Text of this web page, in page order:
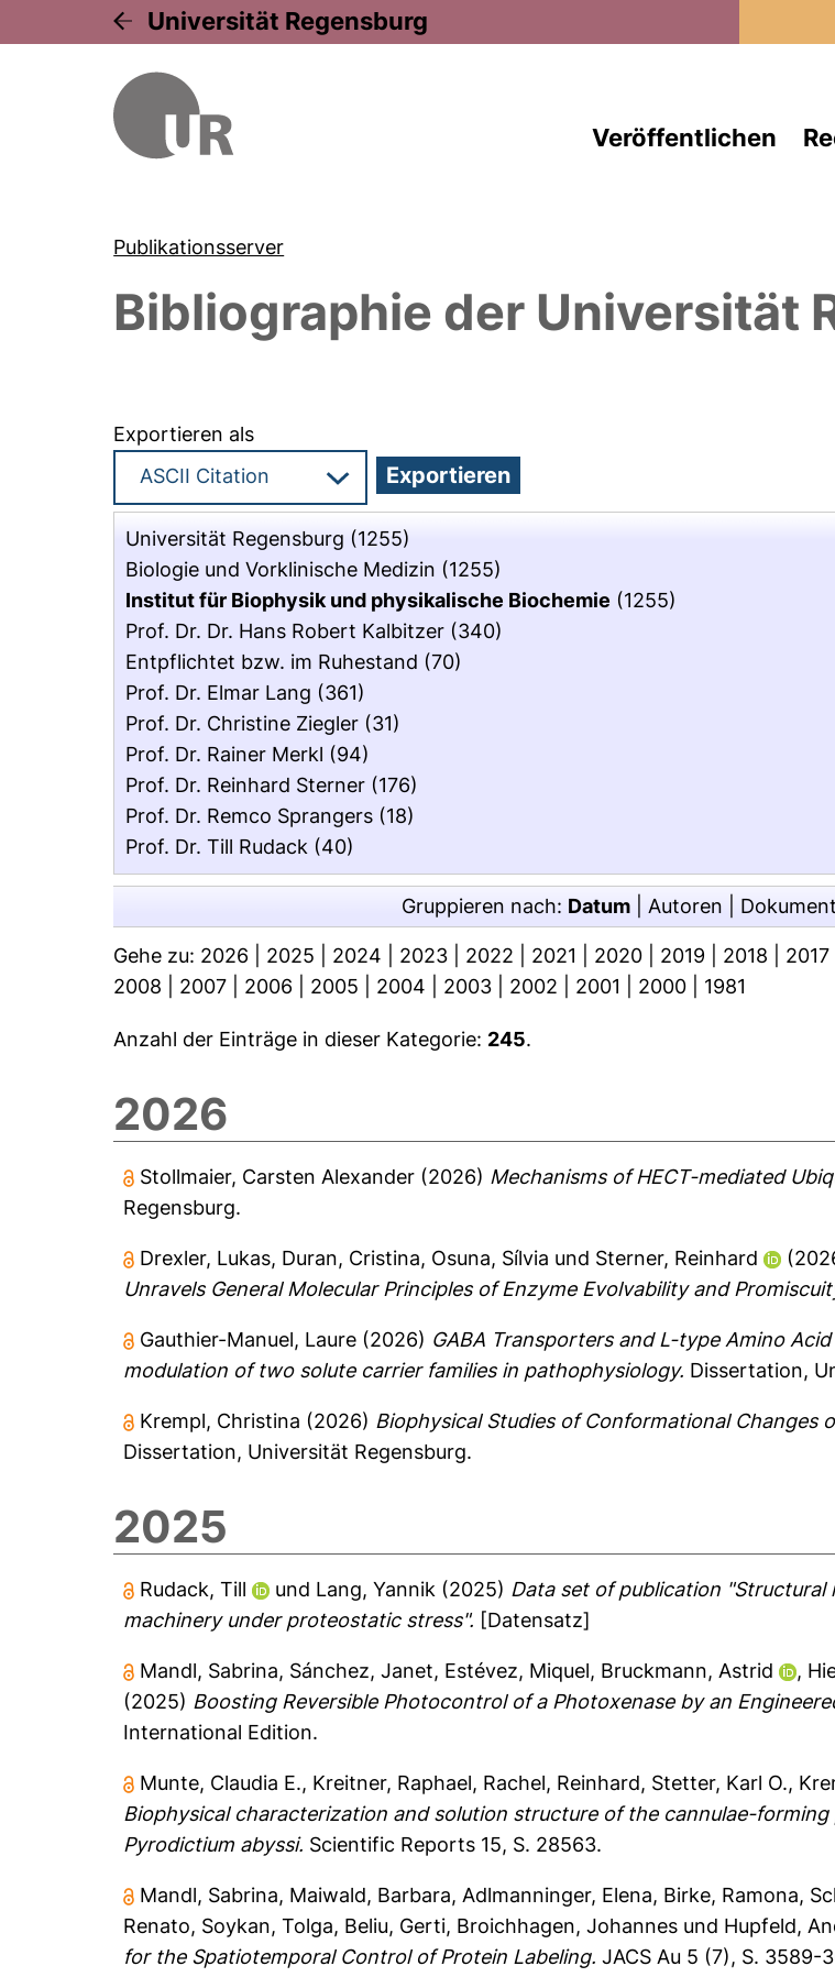
Universität Regensburg
Veröffentlichen
Publikationsserver
Bibliographie der Universität
Exportieren als
Universität Regensburg (1255)
Biologie und Vorklinische Medizin (1255)
Institut für Biophysik und physikalische Biochemie (1255)
Prof. Dr. Dr. Hans Robert Kalbitzer (340)
Entpflichtet bzw. im Ruhestand (70)
Prof. Dr. Elmar Lang (361)
Prof. Dr. Christine Ziegler (31)
Prof. Dr. Rainer Merkl (94)
Prof. Dr. Reinhard Sterner (176)
Prof. Dr. Remco Sprangers (18)
Prof. Dr. Till Rudack (40)
Gruppieren nach: Datum Autoren
Gehe zu: 2026 2025 2024 2023 2022 2021 2020 2019 2018 2017
2008
2007 2006 2005 2004 2003 2002 2001 2000 1981
Anzahl der Einträge in dieser Kategorie: 245.
2026
Stollmaier, Carsten Alexander (2026) Mechanisms of HECT-mediated
Regensburg.
Drexler, Lukas, Duran, Cristina, Osuna, Sílvia und Sterner, Reinhard
Unravels General Molecular Principles of Enzyme Evolvability and
Gauthier-Manuel, Laure (2026) GABA Transporters and L-type Amino
modulation of two solute carrier families in pathophysiology. Dissertation,
Krempl, Christina (2026) Biophysical Studies of Conformational Changes
Dissertation, Universität Regensburg.
2025
Rudack, Till und Lang, Yannik (2025) Data set of publication
machinery under proteostatic stress". [Datensatz]
Mandl, Sabrina, Sánchez, Janet, Estévez, Miquel, Bruckmann, Astrid ,
(2025) Boosting Reversible Photocontrol of a Photoxenase by an
International Edition.
Munte, Claudia E., Kreitner, Raphael, Rachel, Reinhard, Stetter, Karl O.,
Biophysical characterization and solution structure of the cannulae-
Pyrodictium abyssi. Scientific Reports 15, S. 28563.
Mandl, Sabrina, Maiwald, Barbara, Adlmanninger, Elena, Birke, Ramona,
Renato, Soykan, Tolga, Beliu, Gerti, Broichhagen, Johannes und Hupfeld,
for the Spatiotemporal Control of Protein Labeling. JACS Au 5 (7), S. 3589-